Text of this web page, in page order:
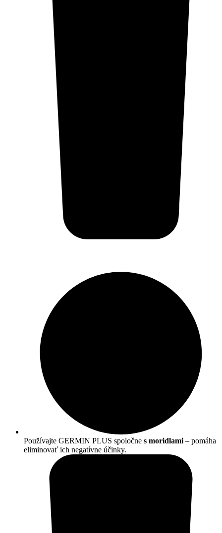
Používajte GERMIN PLUS spoločne s moridlami – pomáha
eliminovať ich negatívne účinky.